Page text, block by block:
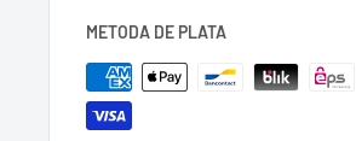
METODA DE PLATA